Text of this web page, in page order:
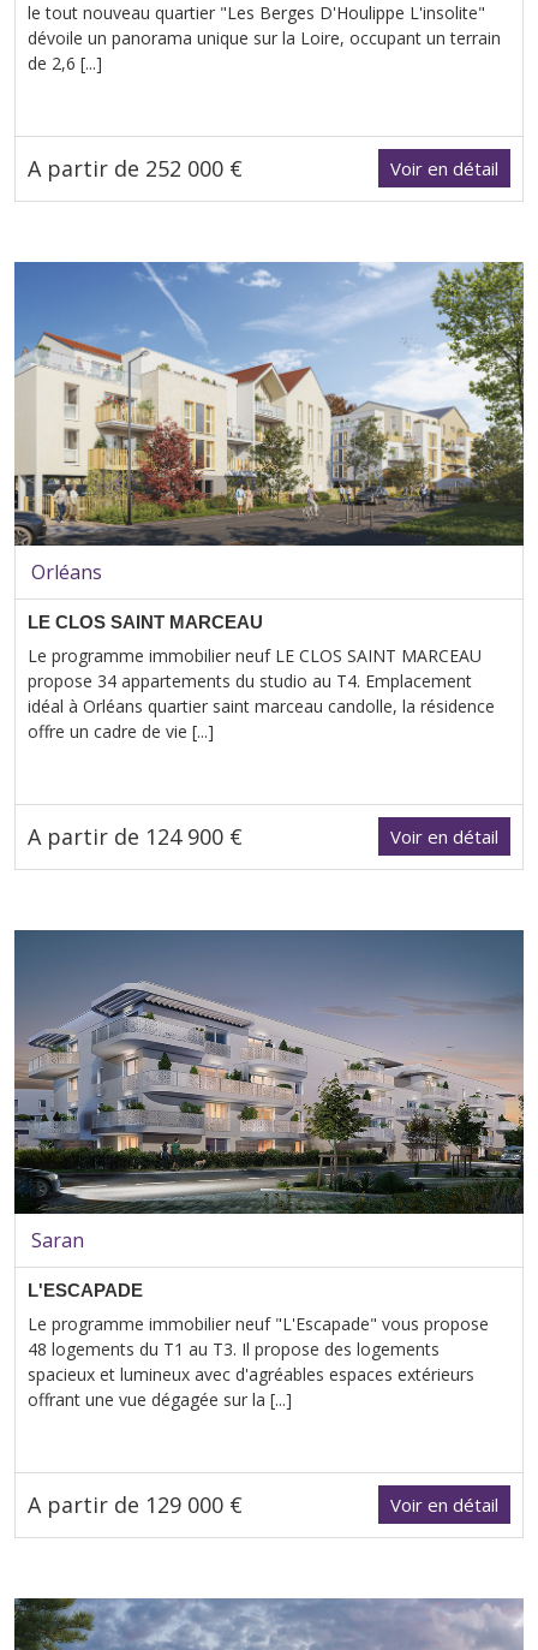
le tout nouveau quartier "Les Berges D'Houlippe L'insolite"
dévoile un panorama unique sur la Loire, occupant un terrain
de 2,6 [...]
A partir de 252 000 € Voir en détail
Orléans
LE CLOS SAINT MARCEAU
Le programme immobilier neuf LE CLOS SAINT MARCEAU
propose 34 appartements du studio au T4. Emplacement
idéal à Orléans quartier saint marceau candolle, la résidence
offre un cadre de vie [...]
A partir de 124 900 € Voir en détail
Saran
L'ESCAPADE
Le programme immobilier neuf "L'Escapade" vous propose
48 logements du T1 au T3. Il propose des logements
spacieux et lumineux avec d'agréables espaces extérieurs
offrant une vue dégagée sur la [...]
A partir de 129 000 € Voir en détail